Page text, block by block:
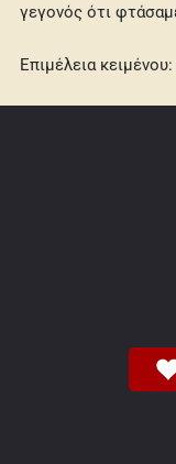
γεγονός ότι
Επιμέλεια